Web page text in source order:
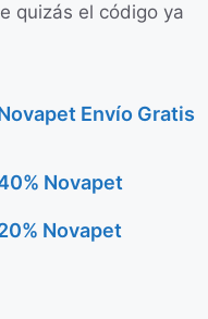
quizás el código ya
Envío Gratis
Novapet
Novapet